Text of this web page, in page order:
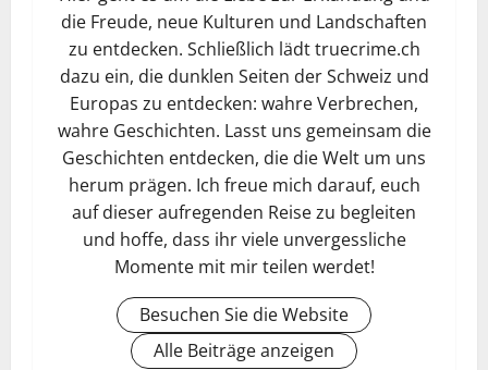
die Freude, neue Kulturen und Landschaften
zu entdecken. Schließlich lädt truecrime.ch
dazu ein, die dunklen Seiten der Schweiz und
Europas zu entdecken: wahre Verbrechen,
wahre Geschichten. Lasst uns gemeinsam die
Geschichten entdecken, die die Welt um uns
herum prägen. Ich freue mich darauf, euch
auf dieser aufregenden Reise zu begleiten
und hoffe, dass ihr viele unvergessliche
Momente mit mir teilen werdet!
Besuchen Sie die Website
Alle Beiträge anzeigen